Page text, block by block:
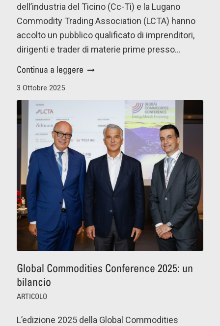
dell’industria del Ticino (Cc-Ti) e la Lugano
Commodity Trading Association (LCTA) hanno
accolto un pubblico qualificato di imprenditori,
dirigenti e trader di materie prime presso…
Continua a leggere
3 Ottobre 2025
Global Commodities Conference 2025: un
bilancio
ARTICOLO
L’edizione 2025 della Global Commodities